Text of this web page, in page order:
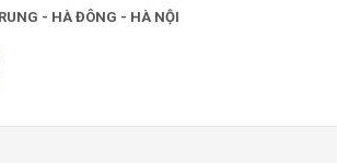
- HÀ ĐÔNG - HÀ NỘI